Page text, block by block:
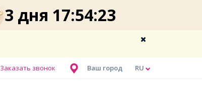
3 дня 17:54:23
RU
Ваш город
Заказать звонок